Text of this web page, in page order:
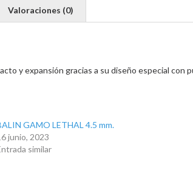
Valoraciones (0)
y expansión gracias a su diseño especial con
GAMO LETHAL 4.5 mm.
junio, 2023
similar